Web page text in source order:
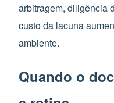
arbitragem, diligência
custo da lacuna
ambiente.
Quando o